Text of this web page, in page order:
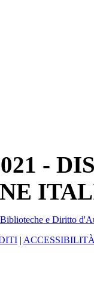
-
e Diritto
|